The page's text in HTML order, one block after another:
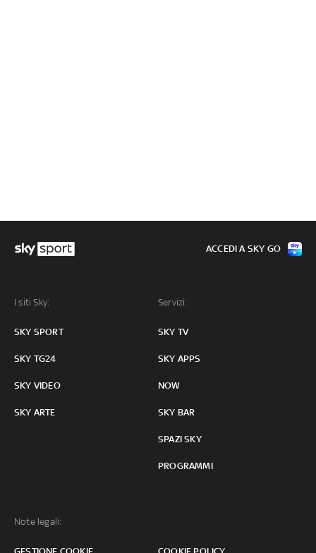
I siti Sky:
SKY SPORT
SKY TG24
SKY VIDEO
SKY ARTE
Servizi:
SKY TV
SKY APPS
NOW
SKY BAR
SPAZI SKY
PROGRAMMI
Note legali:
ACCEDI A SKY GO